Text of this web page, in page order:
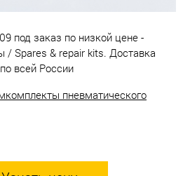
под заказ по низкой цене -
/ Spares & repair kits. Доставка
всей России
пневматического